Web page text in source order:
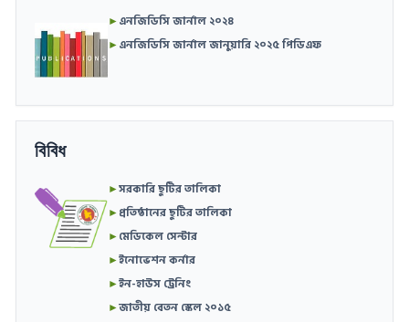
►এনজিডিসি জার্নাল ২০২৪
►এনজিডিসি জার্নাল জানুয়ারি ২০২৫ পিডিএফ
বিবিধ
►সরকারি ছুটির তালিকা
►প্রতিষ্ঠানের ছুটির তালিকা
►মেডিকেল সেন্টার
►ইনোভেশন কর্নার
►ইন-হাউস ট্রেনিং
►জাতীয় বেতন স্কেল ২০১৫